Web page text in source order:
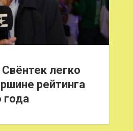
легко
рейтинга